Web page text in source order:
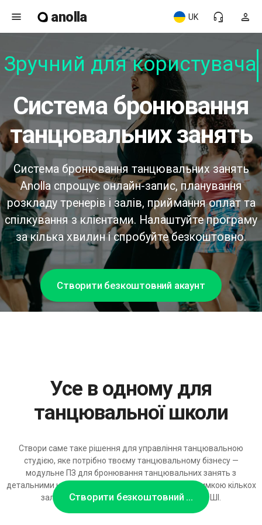
menu anolla person
headset_mic
UK
Зручний для користувача
Система бронювання
танцювальних занять
Система бронювання танцювальних занять
Anolla спрощує онлайн-запис, планування
розкладу тренерів і залів, приймання оплат та
спілкування з клієнтами. Налаштуйте програму
за кілька хвилин і спробуйте безкоштовно.
Створити безкоштовний акаунт
Створити безкоштовний акаунт
Усе в одному для
танцювальної школи
Створи саме таке рішення для управління танцювальною
студією, яке потрібно твоєму танцювальному бізнесу —
модульне ПЗ для бронювання танцювальних занять з
детальними налаштуваннями, інтеграціями, підтримкою кількох
залів та розширюваним асистентом на базі ШІ.